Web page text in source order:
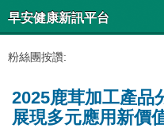
早安健康新訊平台
粉絲團按讚:
2025鹿茸加工產
展現多元應用新價